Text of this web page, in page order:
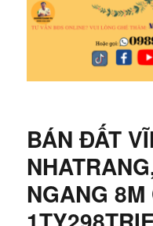
BÁN ĐẤT
NGANG